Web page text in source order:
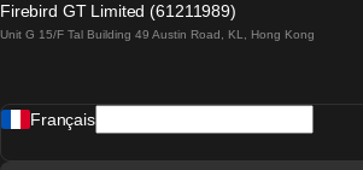
Trains de Lisbonne à Madrid
Firebird GT Limited (61211989)
Unit G 15/F Tal Building 49 Austin Road, KL, Hong Kong
Français